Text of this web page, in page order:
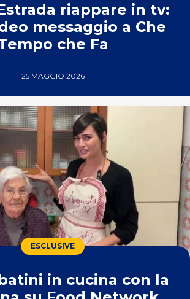
riappare in tv:
messaggio a Che
che Fa
25 MAGGIO 2026
ESCLUSIVE
in cucina con la